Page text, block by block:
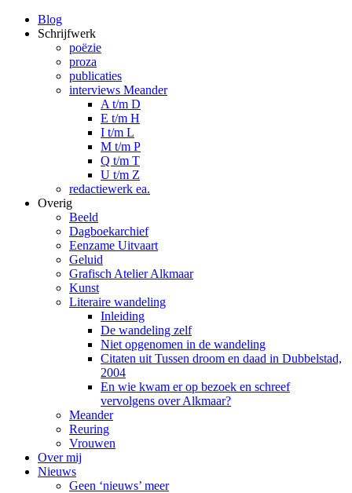
Blog
Schrijfwerk
poëzie
proza
publicaties
interviews Meander
A t/m D
E t/m H
I t/m L
M t/m P
Q t/m T
U t/m Z
redactiewerk ea.
Overig
Beeld
Dagboekarchief
Eenzame Uitvaart
Geluid
Grafisch Atelier Alkmaar
Kunst
Literaire wandeling
Inleiding
De wandeling zelf
Niet opgenomen in de wandeling
Citaten uit Tussen droom en daad in Dubbelstad,
2004
En wie kwam er op bezoek en schreef
vervolgens over Alkmaar?
Meander
Reuring
Vrouwen
Over mij
Nieuws
Geen ‘nieuws’ meer